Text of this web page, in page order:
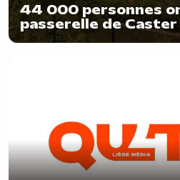
44 000 personnes
passerelle de Caster